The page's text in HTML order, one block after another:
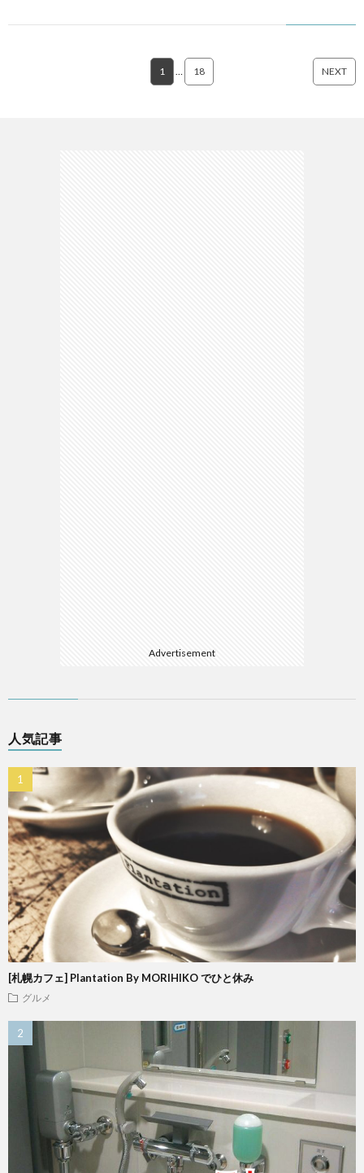
1 18 NEXT
Advertisement
人気記事
[札幌カフェ] Plantation By MORIHIKO でひと休み
グルメ